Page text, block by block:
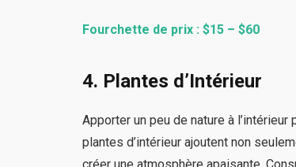
Fourchette de prix : $15 – $60
4. Plantes d’Intérieur
Apporter un peu de nature à
plantes d’intérieur ajoutent non
créer une atmosphère apaisante.